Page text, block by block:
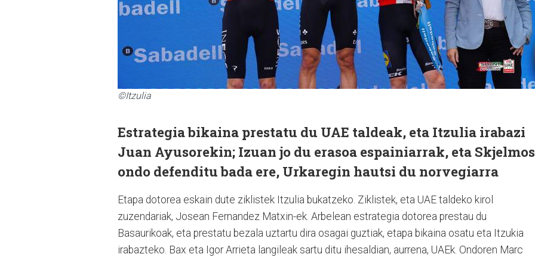
©Itzulia
Estrategia bikaina prestatu du UAE taldeak, eta Itzulia irabazi
Juan Ayusorekin; Izuan jo du erasoa espainiarrak, eta
ondo defenditu bada ere, Urkaregin hautsi du norvegiarra
Etapa dotorea eskain dute ziklistek Itzulia bukatzeko. Ziklistek, eta UAE taldeko kirol
zuzendariak, Josean Fernandez Matxin-ek. Arbelean estrategia dotorea prestau du
Basaurikoak, eta prestatu bezala uztartu dira osagai guztiak, etapa bikaina osatu eta Itzukia
irabazteko. Bax eta Igor Arrieta langileak sartu ditu ihesaldian, aurrena, UAEk. Ondoren Marc